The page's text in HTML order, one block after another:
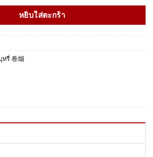
หยิบใส่ตะกร้า
หรี่ 卷烟